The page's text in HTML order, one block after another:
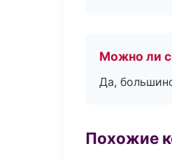
Можно ли
Да,
Похожие